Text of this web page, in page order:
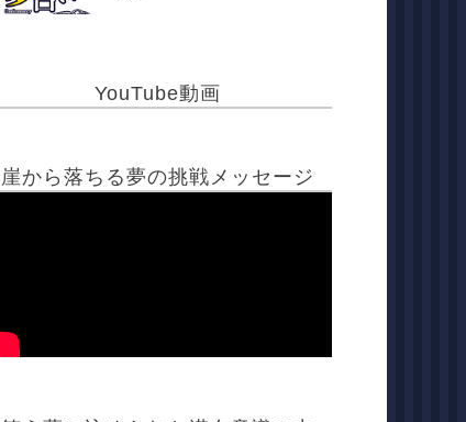
YouTube動画
崖から落ちる夢の挑戦メッセージ